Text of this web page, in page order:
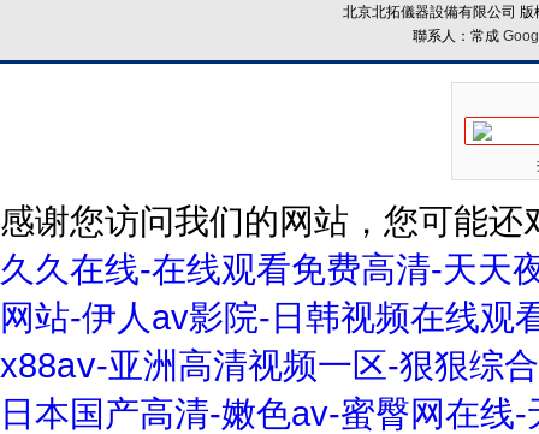
北京北拓儀器設備有限公司
聯系人：常成
感谢您访问我们的网站，您可能还
久久在线-在线观看免费高清-天天
网站-伊人av影院-日韩视频在线观
x88aⅴ-亚洲高清视频一区-狠狠综
日本国产高清-嫩色av-蜜臀网在线